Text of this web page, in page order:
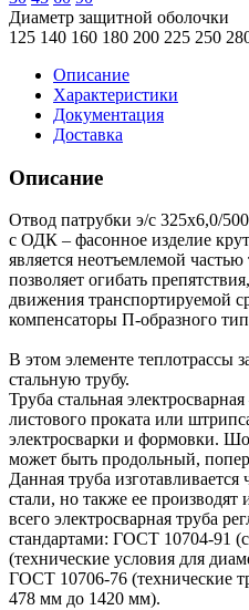
Диаметр защитной оболочки
125 140 160 180 200 225 250
Описание
Характеристики
Документация
Доставка
Описание
Отвод патрубки э/с 325х6,0/
с ОДК – фасонное изделие
является неотъемлемой
позволяет огибать
движения транспортируемой
компенсаторы П-образного
В этом элементе теплотрассы
стальную трубу.
Труба стальная
листового проката или
электросварки и формовки.
может быть продольный,
Данная труба изготавливается
стали, но также ее
всего электросварная труба
стандартами: ГОСТ 10704-91
(технические условия для
ГОСТ 10706-76 (технические
478 мм до 1420 мм).